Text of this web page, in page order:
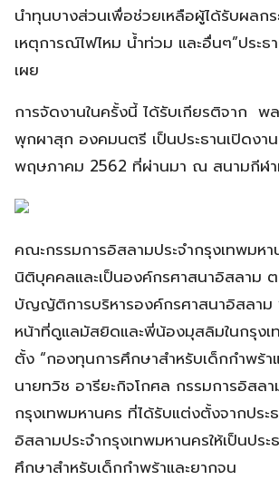
นำทุนบางส่วนเพื่อช่วยเหลือผู้ได้รับผลก
เหตุการณ์ไฟไหม น้ำท่วม และอื่นๆ”ประธ
เผย
การจัดงานในครั้งนี้ ได้รับเกียรติจาก พ
พุกผาสุก องคมนตรี เป็นประธานเปิดงา
พฤษภาคม 2562 ที่ผ่านมา ณ สนามกีฬา
คณะกรรมการอิสลามประจำกรุงเทพมหา
นิติบุคคลและเป็นองค์กรศาสนาอิสลาม ต
บัญญัติการบริหารองค์กรศาสนาอิสลา
หน้าที่ดูแลมัสยิดและพี่น้องมุสลิมในกรุง
ตั้ง “กองทุนการศึกษาสำหรับเด็กกำพร้า
นายทวิช อารียะกิจโกศล กรรมการอิสลา
กรุงเทพมหานคร ที่ได้รับแต่งตั้งจากประ
อิสลามประจำกรุงเทพมหานครให้เป็นปร
ศึกษาสำหรับเด็กกำพร้าและยากจน